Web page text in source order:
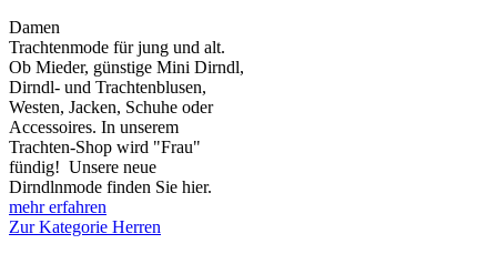
Damen
Trachtenmode für jung und alt.
Ob Mieder, günstige Mini Dirndl,
Dirndl- und Trachtenblusen,
Westen, Jacken, Schuhe oder
Accessoires. In unserem
Trachten-Shop wird "Frau"
fündig! Unsere neue
Dirndlnmode finden Sie hier.
mehr erfahren
Zur Kategorie Herren